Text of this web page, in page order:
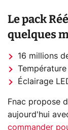
Le pack
quelques
16 millions
Éclairage
Fnac propose
aujourd'hui
commander